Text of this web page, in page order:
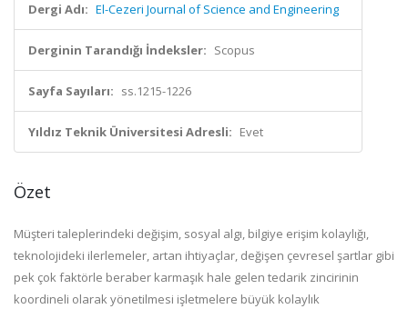
Dergi Adı: El-Cezeri Journal of Science and Engineering
Derginin Tarandığı İndeksler: Scopus
Sayfa Sayıları: ss.1215-1226
Yıldız Teknik Üniversitesi Adresli: Evet
Özet
Müşteri taleplerindeki değişim, sosyal algı, bilgiye erişim kolaylığı,
teknolojideki ilerlemeler, artan ihtiyaçlar, değişen çevresel şartlar gibi
pek çok faktörle beraber karmaşık hale gelen tedarik zincirinin
koordineli olarak yönetilmesi işletmelere büyük kolaylık